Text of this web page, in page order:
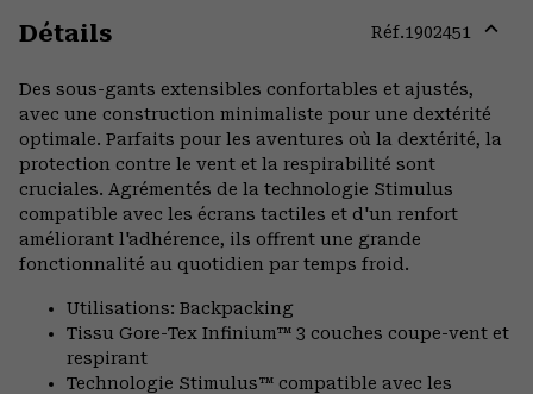
Détails Réf.1902451
Des sous-gants extensibles confortables et ajustés,
avec une construction minimaliste pour une dextérité
optimale. Parfaits pour les aventures où la dextérité, la
protection contre le vent et la respirabilité sont
cruciales. Agrémentés de la technologie Stimulus
compatible avec les écrans tactiles et d'un renfort
améliorant l'adhérence, ils offrent une grande
fonctionnalité au quotidien par temps froid.
Utilisations: Backpacking
Tissu Gore-Tex Infinium™ 3 couches coupe-vent et
respirant
Technologie Stimulus™ compatible avec les